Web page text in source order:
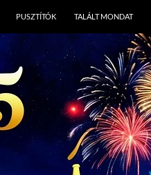
PUSZTÍTÓK TALÁLT MONDAT